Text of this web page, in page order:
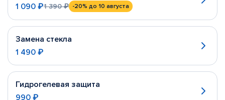
1 090 ₽1 390 ₽ -20% до 10 августа
Замена стекла
1 490 ₽
Гидрогелевая защита
990 ₽